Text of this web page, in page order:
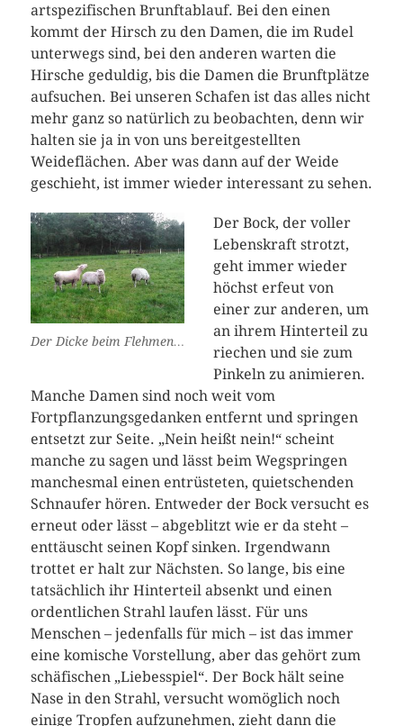
artspezifischen Brunftablauf. Bei den einen
kommt der Hirsch zu den Damen, die im Rudel
unterwegs sind, bei den anderen warten die
Hirsche geduldig, bis die Damen die Brunftplätze
aufsuchen. Bei unseren Schafen ist das alles nicht
mehr ganz so natürlich zu beobachten, denn wir
halten sie ja in von uns bereitgestellten
Weideflächen. Aber was dann auf der Weide
geschieht, ist immer wieder interessant zu sehen.
Der Dicke beim Flehmen…
Der Bock, der voller
Lebenskraft strotzt,
geht immer wieder
höchst erfeut von
einer zur anderen, um
an ihrem Hinterteil zu
riechen und sie zum
Pinkeln zu animieren.
Manche Damen sind noch weit vom
Fortpflanzungsgedanken entfernt und springen
entsetzt zur Seite. „Nein heißt nein!“ scheint
manche zu sagen und lässt beim Wegspringen
manchesmal einen entrüsteten, quietschenden
Schnaufer hören. Entweder der Bock versucht es
erneut oder lässt – abgeblitzt wie er da steht –
enttäuscht seinen Kopf sinken. Irgendwann
trottet er halt zur Nächsten. So lange, bis eine
tatsächlich ihr Hinterteil absenkt und einen
ordentlichen Strahl laufen lässt. Für uns
Menschen – jedenfalls für mich – ist das immer
eine komische Vorstellung, aber das gehört zum
schäfischen „Liebesspiel“. Der Bock hält seine
Nase in den Strahl, versucht womöglich noch
einige Tropfen aufzunehmen, zieht dann die